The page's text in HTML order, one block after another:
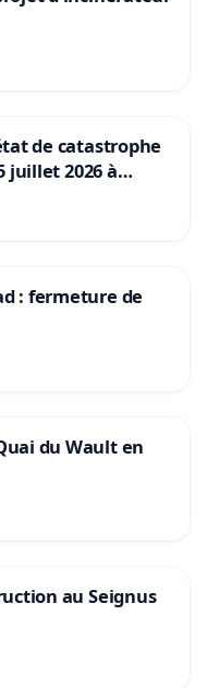
de catastrophe
juillet 2026 à
: fermeture de
du Wault en
au Seignus